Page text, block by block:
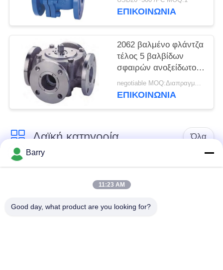
βαλβίδων εύκαμπτη
ΕΠΙΚΟΙΝΩΝΊΑ
2062 βαλμένο φλάντζα
τέλος 5 βαλβίδων
σφαιρών ανοξείδωτου
τύπων πίεση τρόπων
150LB
negotiable MOQ:Διαπραγμάτευση
ΕΠΙΚΟΙΝΩΝΊΑ
Λαϊκή κατηγορία Όλα
Ρυθμιστής πίεσης
Ρυθμιστής αερίου του
Φίσερ
Διαφορική συσκευή
Barry
11:23 AM
Good day, what product are you looking for?